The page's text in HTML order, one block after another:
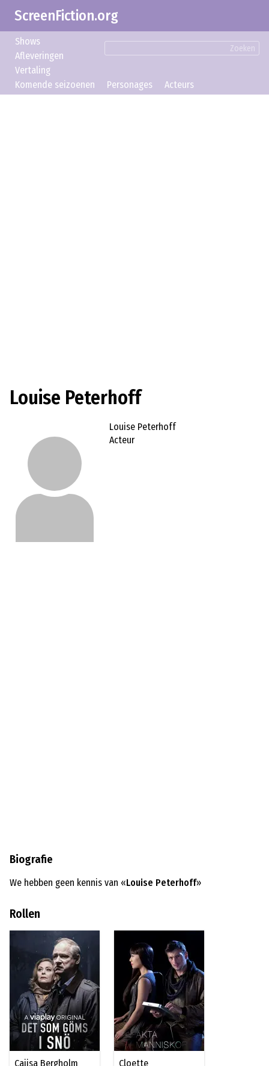
ScreenFiction.org
Zoeken
Shows
Afleveringen
Vertaling
Komende seizoenen
Personages Acteurs
Louise Peterhoff
Louise Peterhoff
Acteur
Biografie
We hebben geen kennis van «Louise Peterhoff»
Rollen
Caijsa Bergholm Cloette